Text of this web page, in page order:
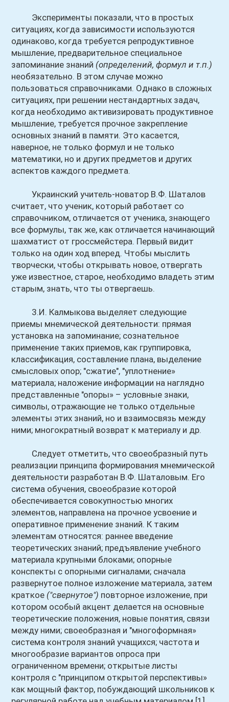
Эксперименты показали, что в простых
ситуациях, когда зависимости используются
одинаково, когда требуется репродуктивное
мышление, предварительное специальное
запоминание знаний (определений, формул и т.п.)
необязательно. В этом случае можно
пользоваться справочниками. Однако в сложных
ситуациях, при решении нестандартных задач,
когда необходимо активизировать продуктивное
мышление, требуется прочное закрепление
основных знаний в памяти. Это касается,
наверное, не только формул и не только
математики, но и других предметов и других
аспектов каждого предмета.
Украинский учитель-новатор В.Ф. Шаталов
считает, что ученик, который работает со
справочником, отличается от ученика, знающего
все формулы, так же, как отличается начинающий
шахматист от гроссмейстера. Первый видит
только на один ход вперед. Чтобы мыслить
творчески, чтобы открывать новое, отвергать
уже известное, старое, необходимо владеть этим
старым, знать, что ты отвергаешь.
3.И. Калмыкова выделяет следующие
приемы мнемической деятельности: прямая
установка на запоминание; сознательное
применение таких приемов, как группировка,
классификация, составление плана, выделение
смысловых опор; "сжатие", "уплотнение»
материала; наложение информации на наглядно
представленные "опоры» – условные знаки,
символы, отражающие не только отдельные
элементы этих знаний, но и взаимосвязь между
ними; многократный возврат к материалу и др.
Следует отметить, что своеобразный путь
реализации принципа формирования мнемической
деятельности разработан В.Ф. Шаталовым. Его
система обучения, своеобразие которой
обеспечивается совокупностью многих
элементов, направлена на прочное усвоение и
оперативное применение знаний. К таким
элементам относятся: раннее введение
теоретических знаний; предъявление учебного
материала крупными блоками; опорные
конспекты с опорными сигналами; сначала
развернутое полное изложение материала, затем
краткое ("свернутое") повторное изложение, при
котором особый акцент делается на основные
теоретические положения, новые понятия, связи
между ними; своеобразная и "многоформная»
система контроля знаний учащихся; частота и
многообразие вариантов опроса при
ограниченном времени; открытые листы
контроля с "принципом открытой перспективы»
как мощный фактор, побуждающий школьников к